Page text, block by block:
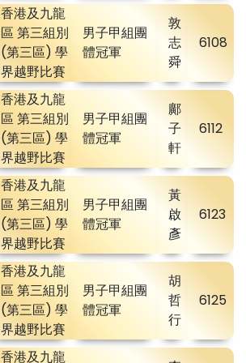
香港及九龍
區 第三組別
(第三區) 學
界越野比賽
男子甲組團
體冠軍
敦
志
舜
6108
香港及九龍
區 第三組別
(第三區) 學
界越野比賽
男子甲組團
體冠軍
鄺
子
軒
6112
香港及九龍
區 第三組別
(第三區) 學
界越野比賽
男子甲組團
體冠軍
黃
啟
彥
6123
香港及九龍
區 第三組別
(第三區) 學
界越野比賽
男子甲組團
體冠軍
胡
哲
行
6125
香港及九龍